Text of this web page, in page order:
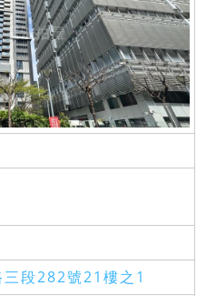
三段282號21樓之1